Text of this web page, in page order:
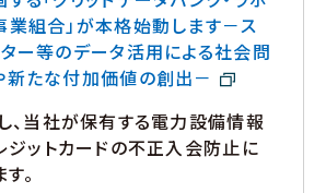
組合」が本格始動します－ス
ー等のデータ活用による社会問
新たな付加価値の創出－
、当社が保有する電力設備情報
ジットカードの不正入会防止に
。